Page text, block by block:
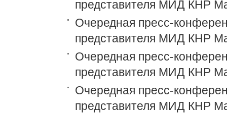
представителя МИД КНР
Очередная пресс-
представителя МИД КНР
Очередная пресс-
представителя МИД КНР
Очередная пресс-
представителя МИД КНР